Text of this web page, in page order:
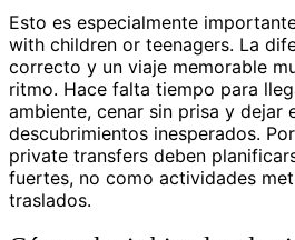
Esto es especialmente
with children or teenagers. La
correcto y un viaje memorable
ritmo. Hace falta tiempo para
ambiente, cenar sin prisa y dejar
descubrimientos inesperados.
private transfers deben
fuertes, no como actividades
traslados.